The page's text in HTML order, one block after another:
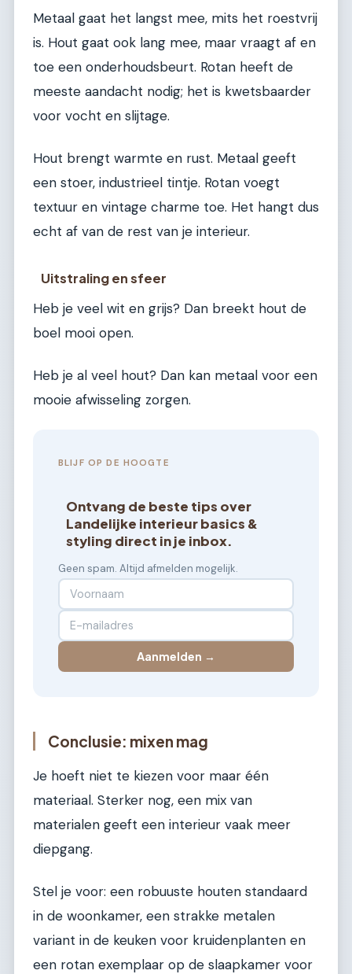
Metaal gaat het langst mee, mits het roestvrij
is. Hout gaat ook lang mee, maar vraagt af en
toe een onderhoudsbeurt. Rotan heeft de
meeste aandacht nodig; het is kwetsbaarder
voor vocht en slijtage.
Hout brengt warmte en rust. Metaal geeft
een stoer, industrieel tintje. Rotan voegt
textuur en vintage charme toe. Het hangt dus
echt af van de rest van je interieur.
Uitstraling en sfeer
Heb je veel wit en grijs? Dan breekt hout de
boel mooi open.
Heb je al veel hout? Dan kan metaal voor een
mooie afwisseling zorgen.
BLIJF OP DE HOOGTE
Ontvang de beste tips over
Landelijke interieur basics &
styling direct in je inbox.
Geen spam. Altijd afmelden mogelijk.
Aanmelden →
Conclusie: mixen mag
Je hoeft niet te kiezen voor maar één
materiaal. Sterker nog, een mix van
materialen geeft een interieur vaak meer
diepgang.
Stel je voor: een robuuste houten standaard
in de woonkamer, een strakke metalen
variant in de keuken voor kruidenplanten en
een rotan exemplaar op de slaapkamer voor